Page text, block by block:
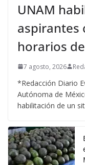
UNAM
aspirantes
horarios
7 agosto, 2026
*Redacción Diario
Autónoma de
habilitación de un